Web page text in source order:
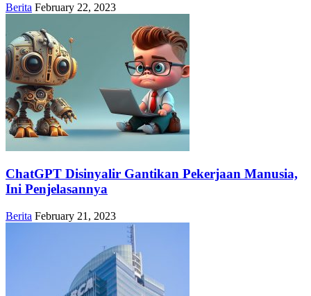
Berita February 22, 2023
ChatGPT Disinyalir Gantikan Pekerjaan Manusia,
Ini Penjelasannya
Berita February 21, 2023